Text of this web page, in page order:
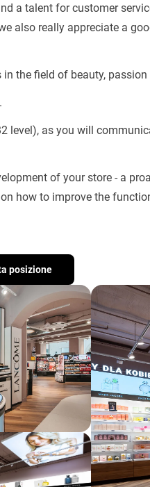
a talent for customer
also really appreciate a
the field of beauty,
level), as you will
of your store - a
how to improve the
posizione